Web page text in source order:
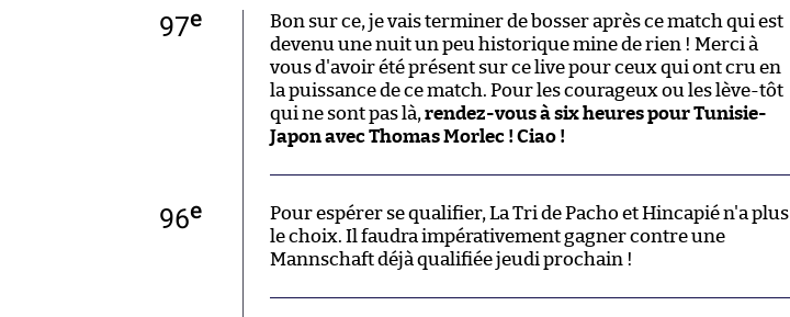
97e
Bon sur ce, je vais terminer de bosser après ce match qui est
devenu une nuit un peu historique mine de rien ! Merci à
vous d'avoir été présent sur ce live pour ceux qui ont cru en
la puissance de ce match. Pour les courageux ou les lève-tôt
qui ne sont pas là, rendez-vous à six heures pour Tunisie-
Japon avec Thomas Morlec ! Ciao !
96e
Pour espérer se qualifier, La Tri de Pacho et Hincapié n'a plus
le choix. Il faudra impérativement gagner contre une
Mannschaft déjà qualifiée jeudi prochain !